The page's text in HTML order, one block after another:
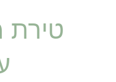
טירת